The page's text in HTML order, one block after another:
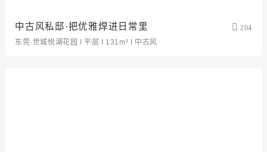
中古风私邸·把优雅焊进日常里
204
东莞·世城悦湖花园 I 平层 I 131m² I 中古风